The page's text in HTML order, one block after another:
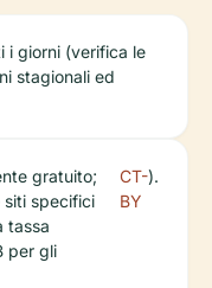
i giorni (verifica le
stagionali ed
gratuito;
siti specifici
tassa
per gli
CT-
BY
).